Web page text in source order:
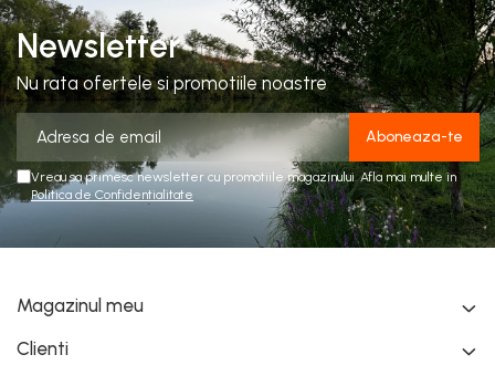
Newsletter
Nu rata ofertele si promotiile noastre
Vreau sa primesc newsletter cu promotiile magazinului. Afla mai multe in
Politica de Confidentialitate
Magazinul meu
Clienti